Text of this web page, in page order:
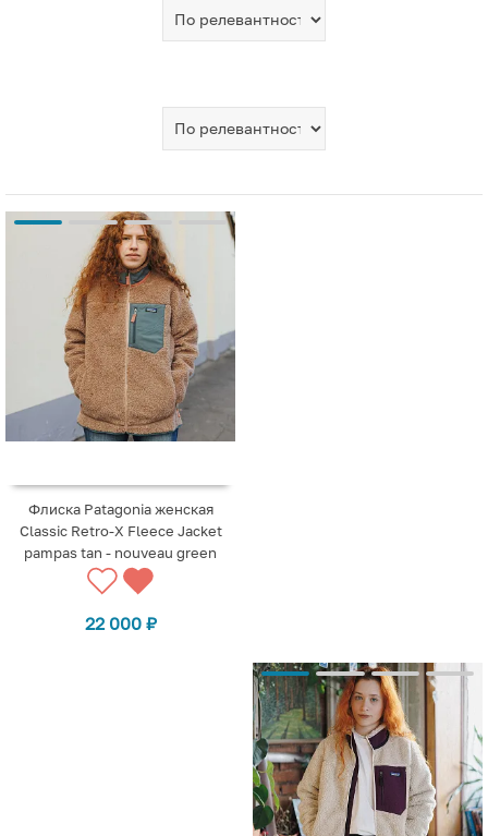
Флиска Patagonia женская
Classic Retro-X Fleece Jacket
pampas tan - nouveau green
22 000 ₽